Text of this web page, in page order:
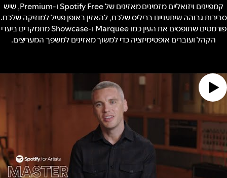
קמפיינים ויזואליים מזמינים מאזינים של Spotify Free ו-Premium, שיש
סבירות גבוהה שיתעניינו בריליס שלכם, להאזין באופן פעיל למוזיקה שלכם.
פורמטים שתופסים את העין כמו Marquee ו-Showcase מתמקדים ביעדי
הקהל ועוברים אופטימיזציה כדי למשוך מאזינים למשפך המעריצים.